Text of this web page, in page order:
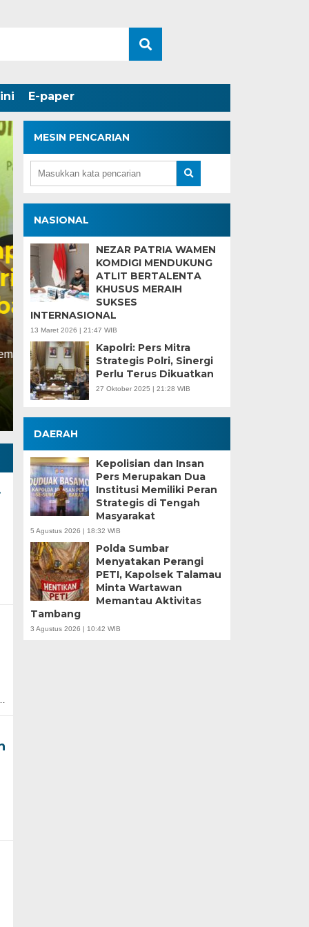
E-paper
Wagub Mawardi
Pandangan Umum
Terkait Pembahasan
Pemprov Sumsel
Selasa, 14 Feb 2023 - 06:16 WIB
TRANSPARANMERDEKA.COM, PALEMBANG –
didampingi Sekda SA Supriono menyimak
MESIN PENCARIAN
NASIONAL
NEZAR PATRIA WAMEN
KOMDIGI MENDUKUNG
ATLIT BERTALENTA
KHUSUS MERAIH
SUKSES
INTERNASIONAL
13 Maret 2026 | 21:47 WIB
Kapolri: Pers Mitra
Strategis Polri, Sinergi
Perlu Terus Dikuatkan
27 Oktober 2025 | 21:28 WIB
DAERAH
Kepolisian dan Insan
Pers Merupakan Dua
Institusi Memiliki Peran
Strategis di Tengah
Masyarakat
5 Agustus 2026 | 18:32 WIB
Polda Sumbar
Menyatakan Perangi
PETI, Kapolsek Talamau
Minta Wartawan
Memantau Aktivitas
Tambang
3 Agustus 2026 | 10:42 WIB